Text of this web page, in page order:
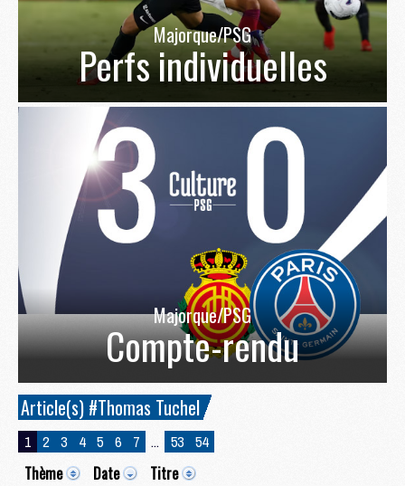
Majorque/PSG
Perfs individuelles
Majorque/PSG
Compte-rendu
Article(s) #Thomas Tuchel
1 2 3 4 5 6 7 ... 53 54
Thème Date Titre